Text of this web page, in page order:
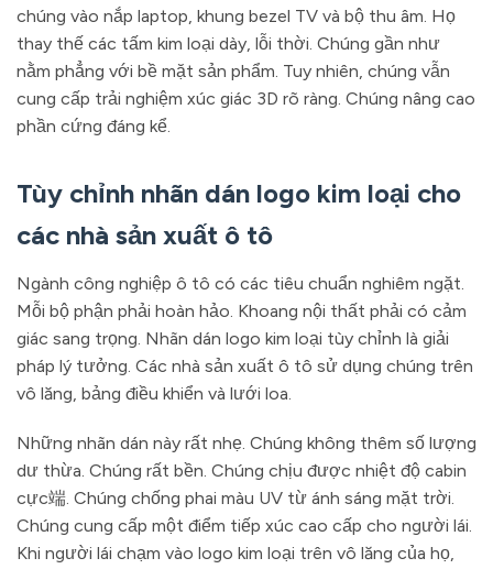
chúng vào nắp laptop, khung bezel TV và bộ thu âm. Họ
thay thế các tấm kim loại dày, lỗi thời. Chúng gần như
nằm phẳng với bề mặt sản phẩm. Tuy nhiên, chúng vẫn
cung cấp trải nghiệm xúc giác 3D rõ ràng. Chúng nâng cao
phần cứng đáng kể.
Tùy chỉnh nhãn dán logo kim loại cho
các nhà sản xuất ô tô
Ngành công nghiệp ô tô có các tiêu chuẩn nghiêm ngặt.
Mỗi bộ phận phải hoàn hảo. Khoang nội thất phải có cảm
giác sang trọng. Nhãn dán logo kim loại tùy chỉnh là giải
pháp lý tưởng. Các nhà sản xuất ô tô sử dụng chúng trên
vô lăng, bảng điều khiển và lưới loa.
Những nhãn dán này rất nhẹ. Chúng không thêm số lượng
dư thừa. Chúng rất bền. Chúng chịu được nhiệt độ cabin
cực端. Chúng chống phai màu UV từ ánh sáng mặt trời.
Chúng cung cấp một điểm tiếp xúc cao cấp cho người lái.
Khi người lái chạm vào logo kim loại trên vô lăng của họ,